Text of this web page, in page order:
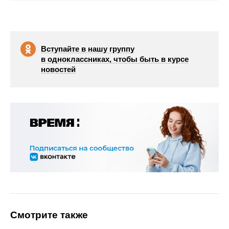
Вступайте в нашу группу
в одноклассниках, чтобы быть в курсе
новостей
Смотрите также